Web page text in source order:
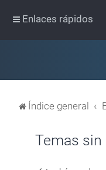
Enlaces rápidos
Índice general
Temas sin